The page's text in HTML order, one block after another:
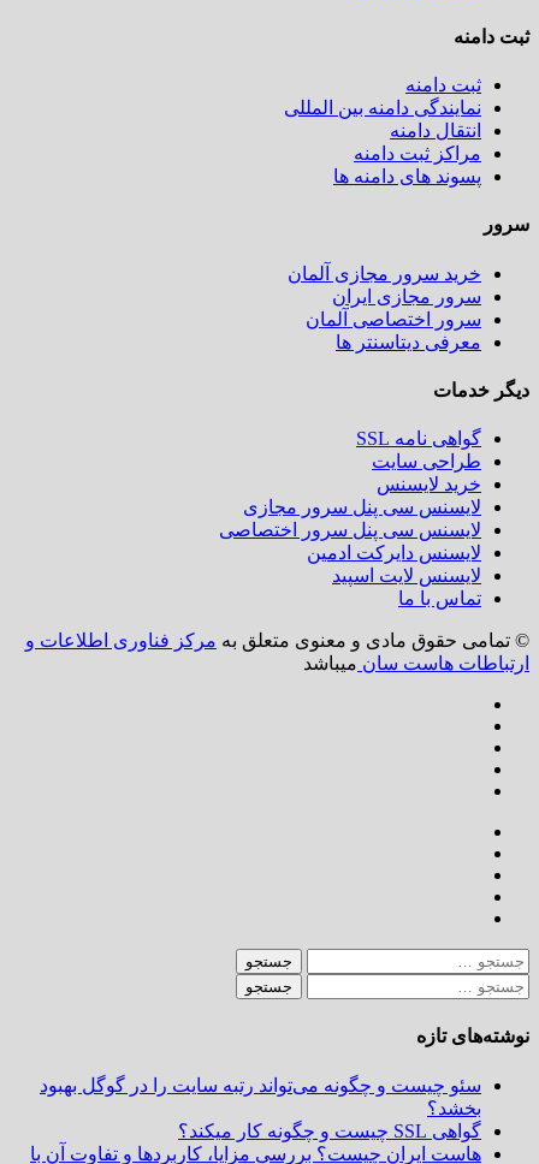
ثبت دامنه
ثبت دامنه
نمایندگی دامنه بین المللی
انتقال دامنه
مراکز ثبت دامنه
پسوند های دامنه ها
سرور
خرید سرور مجازی آلمان
سرور مجازی ایران
سرور اختصاصی آلمان
معرفی دیتاسنتر ها
دیگر خدمات
گواهی نامه SSL
طراحی سایت
خرید لایسنس
لایسنس سی پنل سرور مجازی
لایسنس سی پنل سرور اختصاصی
لایسنس دایرکت ادمین
لایسنس لایت اسپید
تماس با ما
© تمامی حقوق مادی و معنوی متعلق به مرکز فناوری اطلاعات و
ارتباطات هاست سان میباشد
بستن
جستجو
برای:
جستجو
نوشته‌های تازه
سئو چیست و چگونه می‌تواند رتبه سایت را در گوگل بهبود
بخشد؟
گواهی SSL چیست و چگونه کار میکند؟
هاست ایران چیست؟ بررسی مزایا، کاربردها و تفاوت آن با